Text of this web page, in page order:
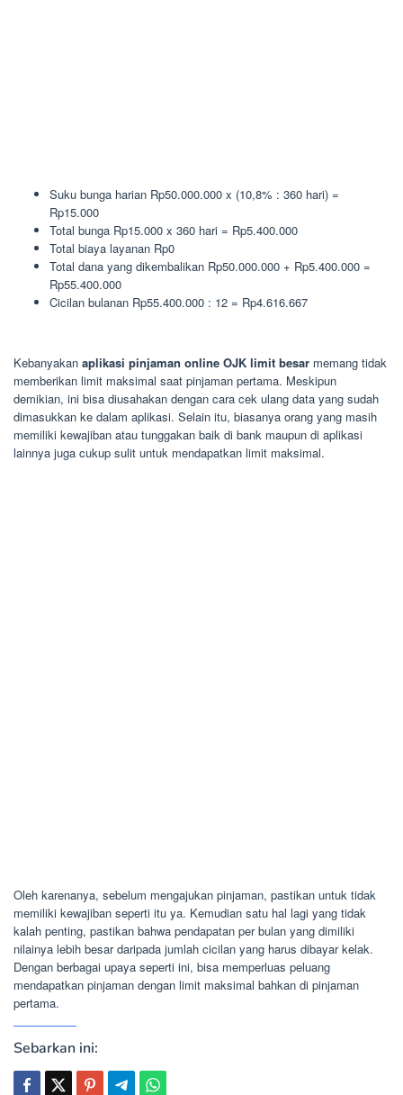
Suku bunga harian Rp50.000.000 x (10,8% : 360 hari) =
Rp15.000
Total bunga Rp15.000 x 360 hari = Rp5.400.000
Total biaya layanan Rp0
Total dana yang dikembalikan Rp50.000.000 + Rp5.400.000 =
Rp55.400.000
Cicilan bulanan Rp55.400.000 : 12 = Rp4.616.667
Kebanyakan aplikasi pinjaman online OJK limit besar memang tidak
memberikan limit maksimal saat pinjaman pertama. Meskipun
demikian, ini bisa diusahakan dengan cara cek ulang data yang sudah
dimasukkan ke dalam aplikasi. Selain itu, biasanya orang yang masih
memiliki kewajiban atau tunggakan baik di bank maupun di aplikasi
lainnya juga cukup sulit untuk mendapatkan limit maksimal.
Oleh karenanya, sebelum mengajukan pinjaman, pastikan untuk tidak
memiliki kewajiban seperti itu ya. Kemudian satu hal lagi yang tidak
kalah penting, pastikan bahwa pendapatan per bulan yang dimiliki
nilainya lebih besar daripada jumlah cicilan yang harus dibayar kelak.
Dengan berbagai upaya seperti ini, bisa memperluas peluang
mendapatkan pinjaman dengan limit maksimal bahkan di pinjaman
pertama.
Sebarkan ini: